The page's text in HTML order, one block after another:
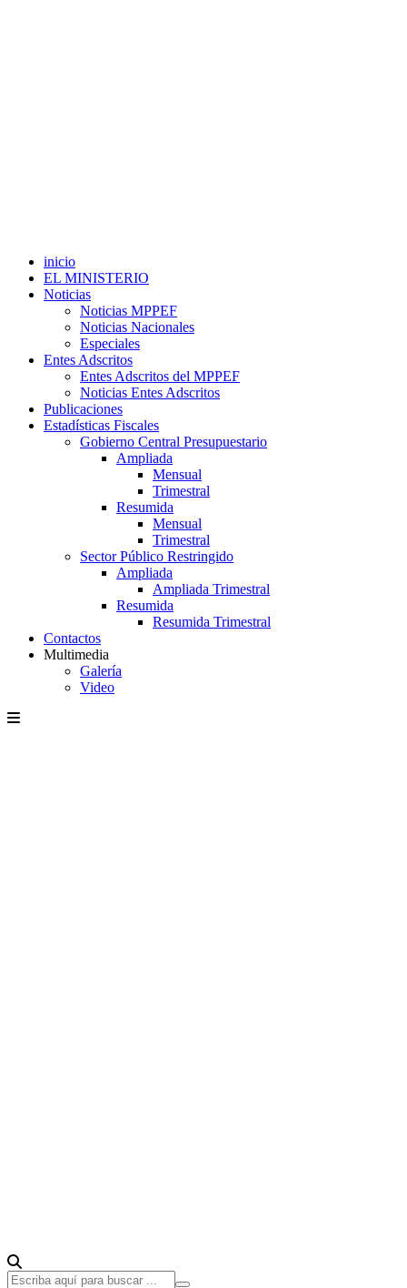
inicio
EL MINISTERIO
Noticias
Noticias MPPEF
Noticias Nacionales
Especiales
Entes Adscritos
Entes Adscritos del MPPEF
Noticias Entes Adscritos
Publicaciones
Estadísticas Fiscales
Gobierno Central Presupuestario
Ampliada
Mensual
Trimestral
Resumida
Mensual
Trimestral
Sector Público Restringido
Ampliada
Ampliada Trimestral
Resumida
Resumida Trimestral
Contactos
Multimedia
Galería
Video